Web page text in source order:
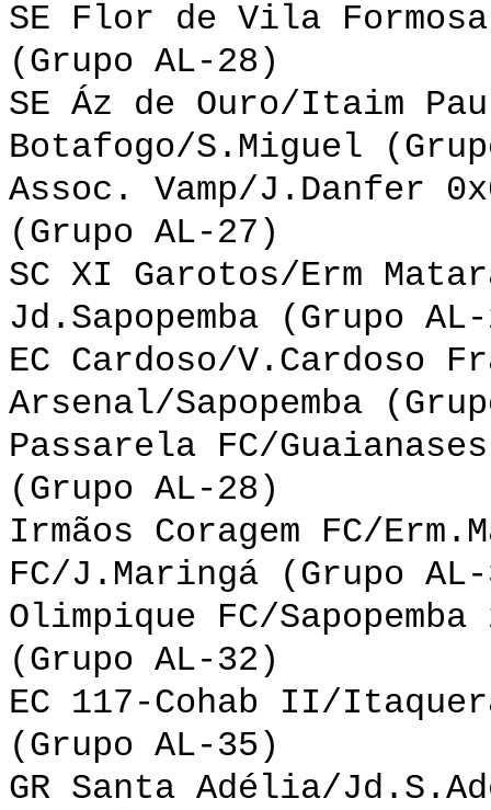
SE Flor de Vila
(Grupo AL-28)
SE Áz de Ouro/Itaim
Botafogo/S.Miguel
Assoc. Vamp/J.Danfer
(Grupo AL-27)
SC XI Garotos/Erm
Jd.Sapopemba (Grupo
EC Cardoso/V.Cardoso
Arsenal/Sapopemba
Passarela FC/
(Grupo AL-28)
Irmãos Coragem FC/
FC/J.Maringá (Grupo
Olimpique FC/
(Grupo AL-32)
EC 117-Cohab II/
(Grupo AL-35)
GR Santa Adélia/